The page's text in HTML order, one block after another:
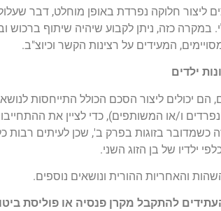
ליצור חלוקה נפרדת באופן מוחלט, דבר
במקרה כזה, ניתן לקבוע שיהיה שיתוף
המעידים על רצינות הקשר וכיוצ"ב.
ילדים
הם יכולים ליצור הסכם הכולל התייחסות
ו/או המשותפים), כדי לציין את
בזוגות בפרק ב', שכן לעיתים רבות
ילדיו של בן הזוג השני.
והאחריות ההורית ונושאים נוספים.
להתקבל מקרן פנסיה או פוליסת